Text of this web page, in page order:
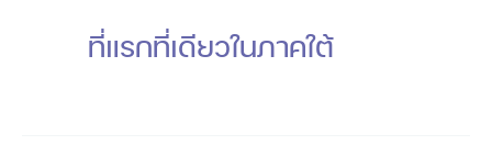
ที่แรกที่เดียวในภาคใต้